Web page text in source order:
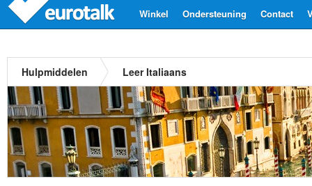
Contact
Ondersteuning
Winkel
Hulpmiddelen Leer Italiaans